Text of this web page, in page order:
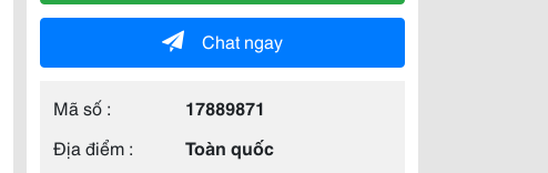
Chat ngay
Mã số :
17889871
Địa điểm :
Toàn quốc